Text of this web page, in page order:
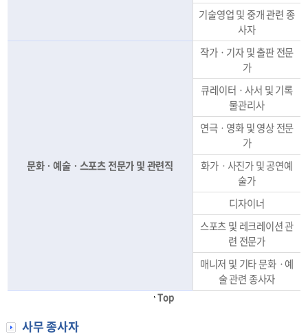
기술영업 및 중개 관련 종
사자
문화ㆍ예술ㆍ스포츠 전문가 및 관련직
작가ㆍ기자 및 출판 전문
가
큐레이터ㆍ사서 및 기록
물관리사
연극ㆍ영화 및 영상 전문
가
화가ㆍ사진가 및 공연예
술가
디자이너
스포츠 및 레크레이션 관
련 전문가
매니저 및 기타 문화ㆍ예
술 관련 종사자
Top
사무 종사자